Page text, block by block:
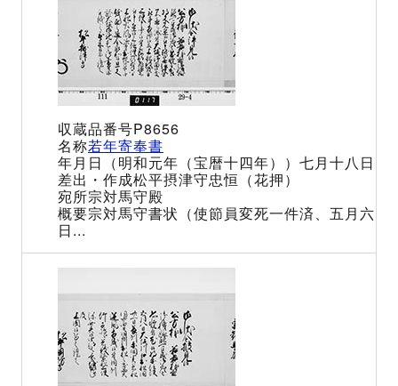
P8656
若年寄奉書
（明和元年（宝暦十四年））七月十八日
松平摂津守忠恒（花押）
宗対馬守殿
宗対馬守書状（使節員変死一件済、五月六
日...